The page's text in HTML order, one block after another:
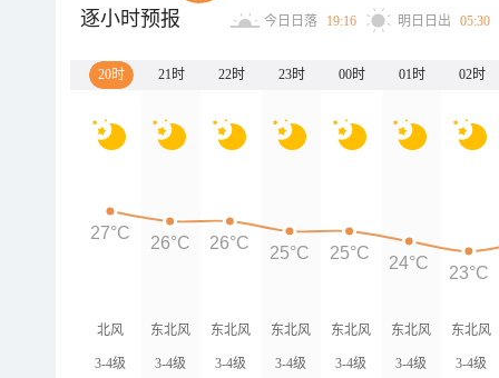
逐小时预报 今日日落 19:16 明日日出 05:30
20时 21时 22时 23时 00时 01时 02时
北风
3-4级
东北风
3-4级
东北风
3-4级
东北风
3-4级
东北风
3-4级
东北风
3-4级
东北风
3-4级
27°C
26°C 26°C
25°C 25°C
24°C
23°C